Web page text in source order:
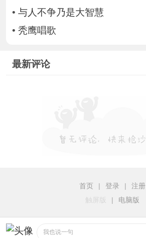
• 与人不争乃是大智慧
• 秃鹰唱歌
最新评论
我也说一句
首页 | 登录 |
注册
触屏版
| 电脑版